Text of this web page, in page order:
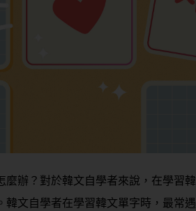
麼辦？對於韓文自學者來說，在學習
韓文自學者在學習韓文單字時，最常